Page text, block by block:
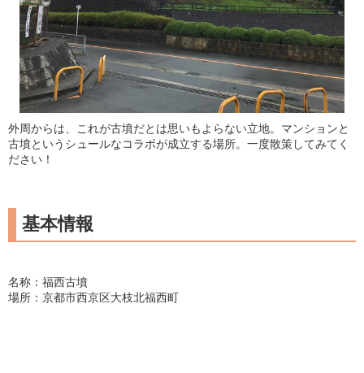
外周からは、これが古墳だとは思いもよらない立地。マンションと
古墳というシュールなコラボが成立する場所。一度散策してみてく
ださい！
基本情報
名称：福西古墳
場所：京都市西京区大枝北福西町